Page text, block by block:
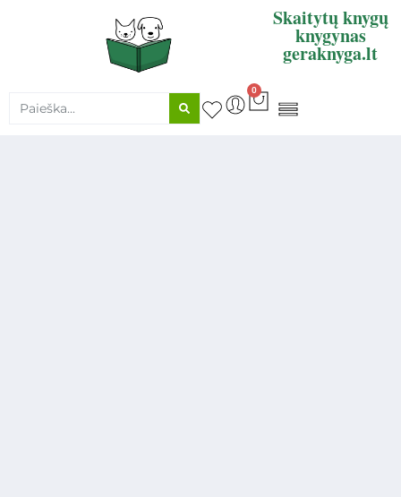
Skaitytų knygų
knygynas
geraknyga.lt
0